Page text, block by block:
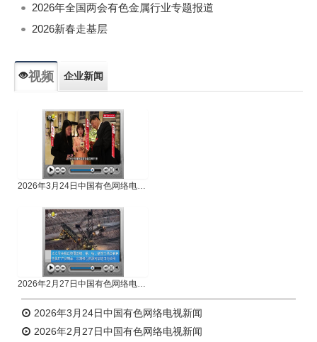
2026年全国两会有色金属行业专题报道
2026新春走基层
视频 企业新闻
2026年3月24日中国有色网络电视新闻
2026年2月27日中国有色网络电视新闻
2026年3月24日中国有色网络电视新闻
2026年2月27日中国有色网络电视新闻